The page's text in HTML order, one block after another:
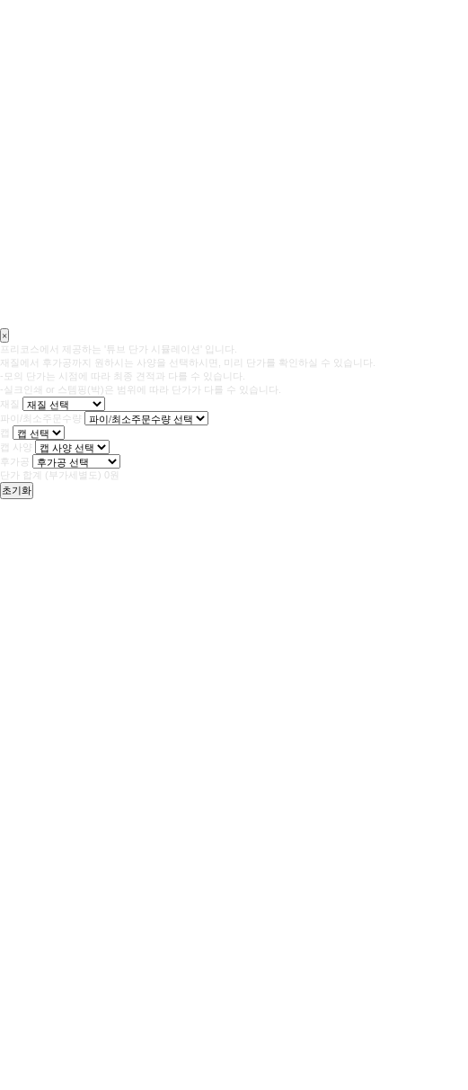
×
프리코스에서 제공하는 '튜브 단가 시뮬레이션' 입니다.
재질에서 후가공까지 원하시는 사양을 선택하시면, 미리 단가를 확인하실 수 있습니다.
-모의 단가는 시점에 따라 최종 견적과 다를 수 있습니다.
-실크인쇄 or 스템핑(박)은 범위에 따라 단가가 다를 수 있습니다.
재질
파이/최소주문수량
캡
캡 사양
후가공
단가 합계 (부가세별도) 0 원
초기화